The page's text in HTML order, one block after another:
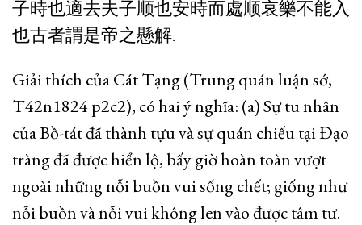
子時也適去夫子顺也安時而處顺哀樂不能入
也古者謂是帝之懸解.
Giải thích của Cát Tạng (Trung quán luận sớ,
T42n1824 p2c2), có hai ý nghĩa: (a) Sự tu nhân
của Bồ-tát đã thành tựu và sự quán chiếu tại Đạo
tràng đã được hiển lộ, bấy giờ hoàn toàn vượt
ngoài những nỗi buồn vui sống chết; giống như
nỗi buồn và nỗi vui không len vào được tâm tư.